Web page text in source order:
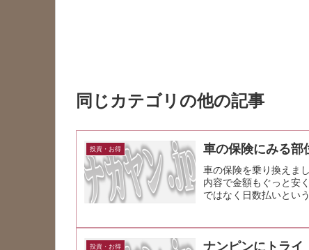
同じカテゴリの他の記事
投資・お得 車の保険にみる部
車の保険を乗り換え
内容で金額もぐっと安
ではなく日数払いとい
投資・お得 ナンピンにトライ